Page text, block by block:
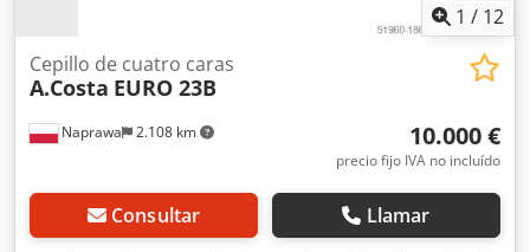
1 / 12
Naprawa 2.108 km
Cepillo de cuatro caras
A.Costa EURO 23B
10.000 €
precio fijo IVA no incluído
Consultar Llamar